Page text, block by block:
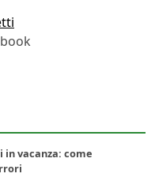
vacanza: come